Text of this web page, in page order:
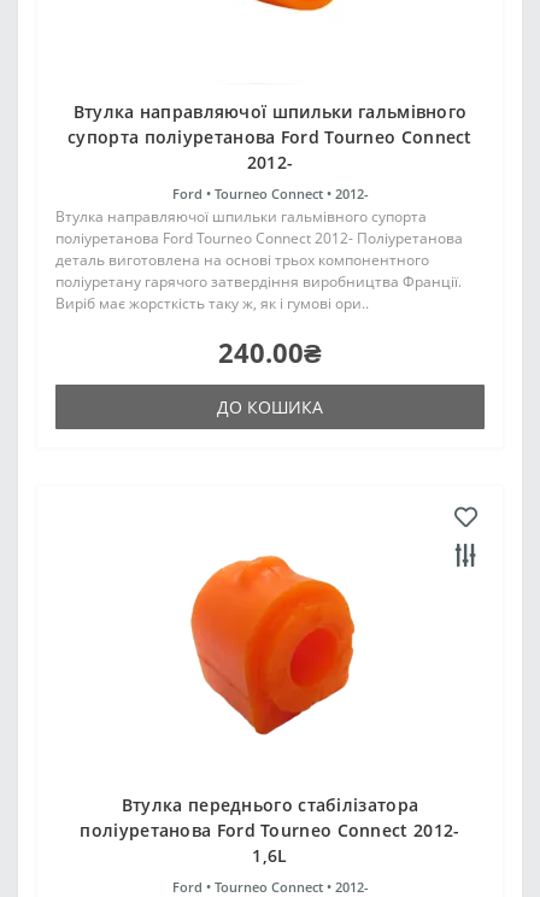
Втулка направляючої шпильки гальмівного
супорта поліуретанова Ford Tourneo Connect
2012-
Ford • Tourneo Connect • 2012-
Втулка направляючої шпильки гальмівного супорта
поліуретанова Ford Tourneo Connect 2012- Поліуретанова
деталь виготовлена на основі трьох компонентного
поліуретану гарячого затвердіння виробництва Франції.
Виріб має жорсткість таку ж, як і гумові ори..
240.00₴
ДО КОШИКА
Втулка переднього стабілізатора
поліуретанова Ford Tourneo Connect 2012-
1,6L
Ford • Tourneo Connect • 2012-